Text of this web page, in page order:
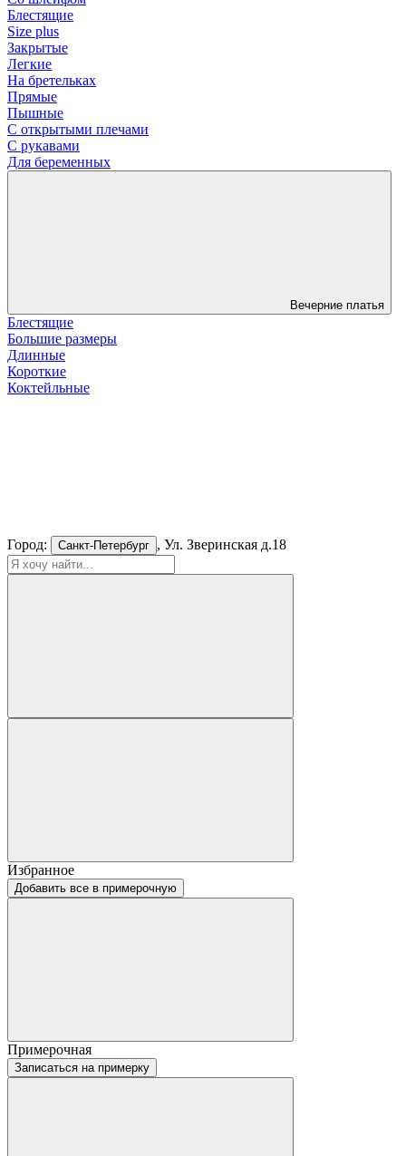
Блестящие
Size plus
Закрытые
Легкие
На бретельках
Прямые
Пышные
С открытыми плечами
С рукавами
Для беременных
Вечерние платья
Блестящие
Большие размеры
Длинные
Короткие
Коктейльные
Город: Санкт-Петербург , Ул. Зверинская д.18
Избранное
Добавить все в примерочную
Примерочная
Записаться на примерку